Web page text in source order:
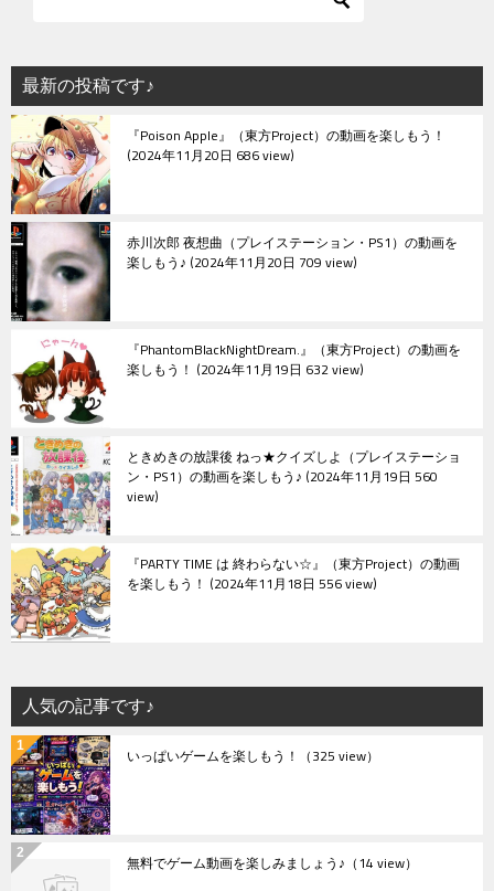
シ
ョ
ン
最新の投稿です♪
『Poison Apple』（東方Project）の動画を楽しもう！
2024年11月20日 686 view
赤川次郎 夜想曲（プレイステーション・PS1）の動画を
楽しもう♪ 2024年11月20日 709 view
『PhantomBlackNightDream.』（東方Project）の動画を
楽しもう！ 2024年11月19日 632 view
ときめきの放課後 ねっ★クイズしよ（プレイステーショ
ン・PS1）の動画を楽しもう♪ 2024年11月19日 560
view
『PARTY TIME は 終わらない☆』（東方Project）の動画
を楽しもう！ 2024年11月18日 556 view
人気の記事です♪
いっぱいゲームを楽しもう！ （325 view）
無料でゲーム動画を楽しみましょう♪ （14 view）